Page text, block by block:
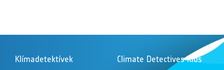
Klímadetektívek Climate Detectives Kids